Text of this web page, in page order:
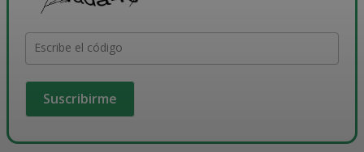
Escribe el código